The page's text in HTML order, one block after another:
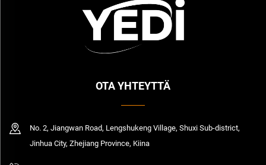
OTA YHTEYTTÄ
No. 2, Jiangwan Road, Lengshukeng Village, Shuxi Sub-district,
Jinhua City, Zhejiang Province, Kiina